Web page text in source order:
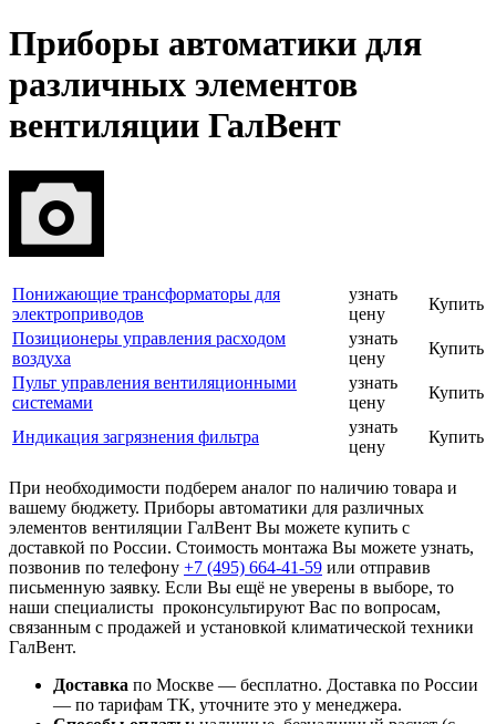
Приборы автоматики для
различных элементов
вентиляции ГалВент
Понижающие трансформаторы для
электроприводов
узнать
цену
Купить
Позиционеры управления расходом
воздуха
узнать
цену
Купить
Пульт управления вентиляционными
системами
узнать
цену
Купить
Индикация загрязнения фильтра
узнать
цену
Купить
При необходимости подберем аналог по наличию товара и
вашему бюджету. Приборы автоматики для различных
элементов вентиляции ГалВент Вы можете купить с
доставкой по России. Стоимость монтажа Вы можете узнать,
позвонив по телефону +7 (495) 664-41-59 или отправив
письменную заявку. Если Вы ещё не уверены в выборе, то
наши специалисты проконсультируют Вас по вопросам,
связанным с продажей и установкой климатической техники
ГалВент.
Доставка по Москве — бесплатно. Доставка по России
— по тарифам ТК, уточните это у менеджера.